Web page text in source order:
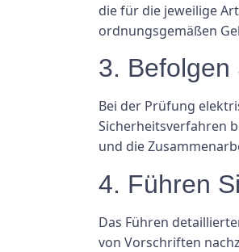
die für die jeweilige
ordnungsgemäßen
3. Befolgen
Bei der Prüfung
Sicherheitsverfahren
und die
4. Führen
Das Führen
von Vorschriften